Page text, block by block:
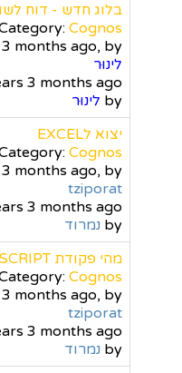
בלוג חדש - דוח
Cognos
months ago, by
לינוּר
3 months ago
by לינוּר
יצוא לEXCEL
Cognos
months ago, by
tziporat
3 months ago
by נמרוד
מהי פקודת JAVASCRIPT
Cognos
months ago, by
tziporat
3 months ago
by נמרוד